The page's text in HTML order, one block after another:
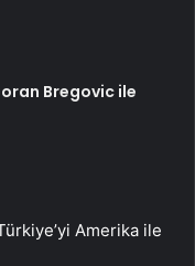
Bregovic ile
Amerika ile